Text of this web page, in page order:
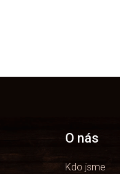
O nás
Kdo jsme